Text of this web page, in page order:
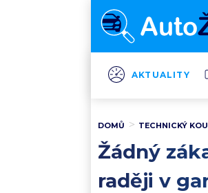
AKTUALITY
DOMŮ TECHNICKÝ
Žádný
raději v